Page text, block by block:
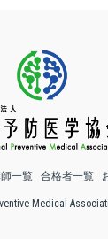
一覧 合格者一覧
Medical